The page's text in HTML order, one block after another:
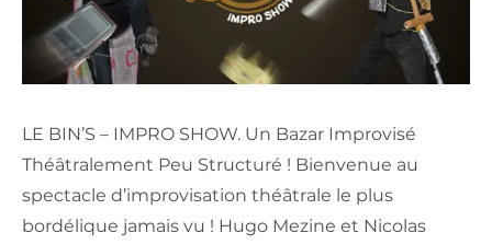
LE BIN’S – IMPRO SHOW. Un Bazar Improvisé
Théâtralement Peu Structuré ! Bienvenue au
spectacle d’improvisation théâtrale le plus
bordélique jamais vu ! Hugo Mezine et Nicolas